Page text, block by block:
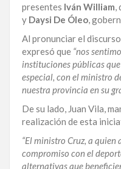
PUERTO
PLATA
CONTÁCTENOS
presentes Iván William,
y Daysi De Óleo,
Al pronunciar el
expresó que “nos
instituciones públicas
especial, con el ministro
nuestra provincia en su
De su lado, Juan Vila,
realización de esta
“El ministro Cruz, a quien
compromiso con el
alternativas que